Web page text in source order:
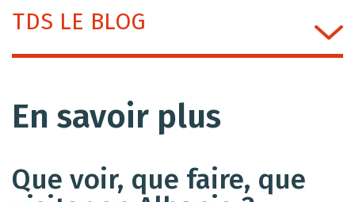
TDS LE BLOG
En savoir plus
Que voir, que faire, que